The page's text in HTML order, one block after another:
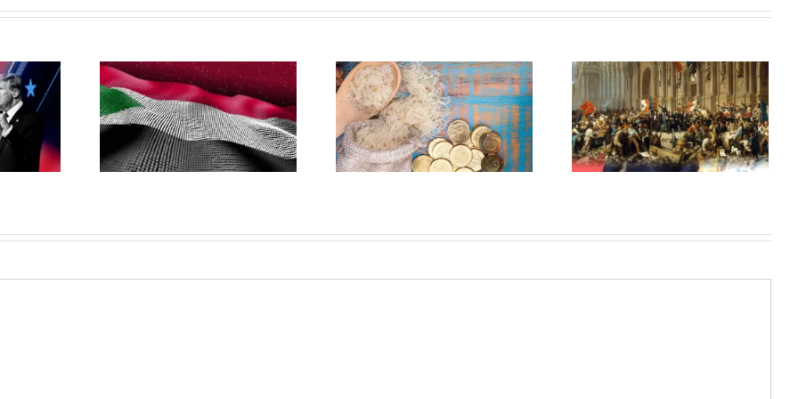
dan
di
Etika Pembangunan
dalam Kegiatan Sosial
Islam: Fikih Zakat dan
Etika Terapan bagi
Organisasi Sosial Islam
Revolusi Sosial:
Penyebabnya, Pola-
Polanya, Tahap-
Tahapnya